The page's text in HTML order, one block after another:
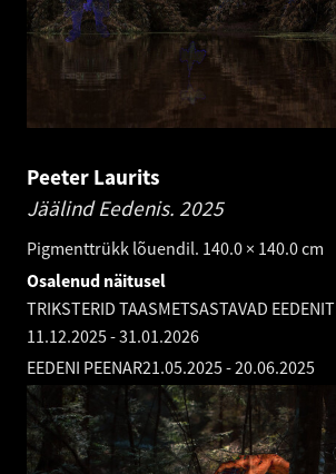
Peeter Laurits
Jäälind Eedenis. 2025
Pigmenttrükk lõuendil. 140.0 × 140.0 cm
Osalenud näitusel
TRIKSTERID TAASMETSASTAVAD EEDENIT
11.12.2025-31.01.2026
EEDENI PEENAR21.05.2025-20.06.2025